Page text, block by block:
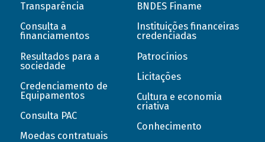
Transparência
Consulta a
financiamentos
Resultados para a
sociedade
Credenciamento de
Equipamentos
Consulta PAC
Moedas contratuais
BNDES Finame
Instituições financeiras
credenciadas
Patrocínios
Licitações
Cultura e economia
criativa
Conhecimento